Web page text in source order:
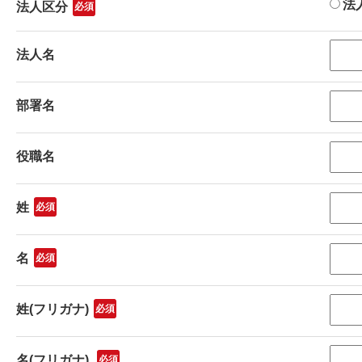
法人区分 法
法人名
部署名
役職名
姓
名
姓(フリガナ)